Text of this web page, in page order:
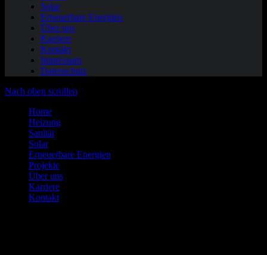
Solar
Erneuerbare Energien
Über uns
Karriere
Kontakt
Impressum
Datenschutz
Nach oben scrollen
Home
Heizung
Sanitär
Solar
Erneuerbare Energien
Projekte
Über uns
Karriere
Kontakt